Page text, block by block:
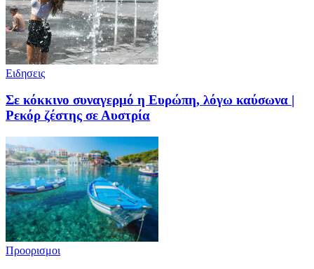
Ειδησεις
Σε κόκκινο συναγερμό η Ευρώπη, λόγω καύσωνα |
Ρεκόρ ζέστης σε Αυστρία
Προορισμοι